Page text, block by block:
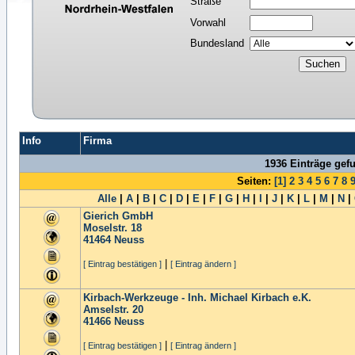
Vorwahl
Bundesland
Info
Firma
1936 Einträge
Seiten: [1] 2 3 4 5 6 7 8 9
Alle
A B C D E F G H J K L M N
Gierich GmbH
Moselstr. 18
41464 Neuss
[ Eintrag bestätigen ] [ Eintrag ändern ]
Kirbach-Werkzeuge - Inh. Michael Kirbach e.K.
Amselstr. 20
41466 Neuss
[ Eintrag bestätigen ] [ Eintrag ändern ]